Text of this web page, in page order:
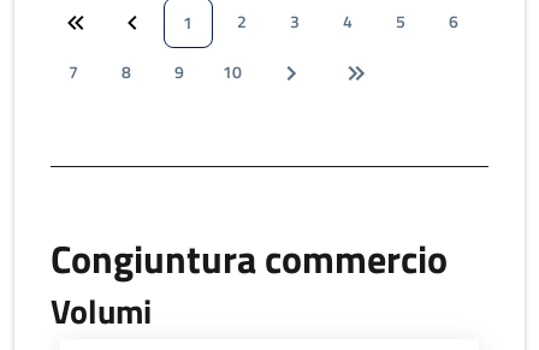
1 2 3 4 5
6
7
8 9 10
Congiuntura commercio
Volumi